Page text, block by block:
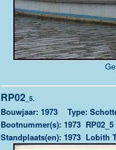
RP02 _5.
Bouwjaar: 1973 Type:
Bootnummer(s): 1973
Standplaats(en): 1973 Lobith